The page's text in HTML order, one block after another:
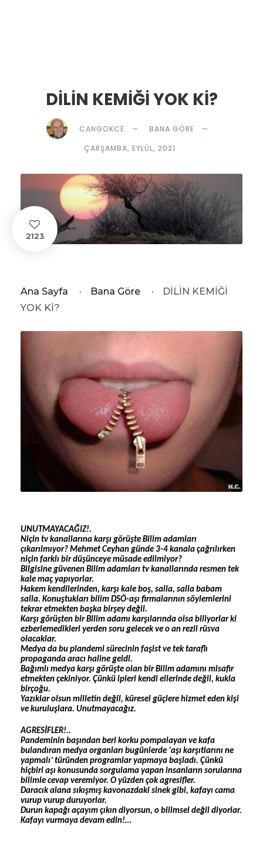
DİLİN KEMİĞİ YOK Kİ?
CANGOKCE
BANA GÖRE
ÇARŞAMBA, EYLÜL, 2021
2123
Ana Sayfa · Bana Göre ·
DİLİN KEMİĞİ
YOK Kİ?
UNUTMAYACAĞIZ!.
Niçin tv kanallarına karşı görüşte Bilim adamları
çıkarılmıyor? Mehmet Ceyhan günde 3-4 kanala çağrılırken
niçin farklı bir düşünceye müsade edilmiyor?
Bilgisine güvenen Bilim adamları tv kanallarında resmen tek
kale maç yapıyorlar.
Hakem kendilerinden, karşı kale boş, salla, salla babam
salla. Konuştukları bilim DSÖ-aşı firmalarının söylemlerini
tekrar etmekten başka birşey değil.
Karşı görüşten bir Bilim adamı karşılarında olsa biliyorlar ki
ezberlemedikleri yerden soru gelecek ve o an rezil rüsva
olacaklar.
Medya da bu plandemi sürecinin faşist ve tek taraflı
propaganda aracı haline geldi.
Bağımlı medya karşı görüşte olan bir Bilim adamını misafir
etmekten çekiniyor. Çünkü ipleri kendi ellerinde değil, kukla
birçoğu.
Yazıklar olsun milletin değil, küresel güçlere hizmet eden kişi
ve kuruluşlara. Unutmayacağız.
AGRESİFLER!..
Pandeminin başından beri korku pompalayan ve kafa
bulandıran medya organları bugünlerde ‘aşı karşıtlarını ne
yapmalı’ türünden programlar yapmaya başladı. Çünkü
hiçbiri aşı konusunda sorgulama yapan insanların sorularına
bilimle cevap veremiyor. O yüzden çok agresifler.
Daracık alana sıkışmış kavonazdaki sinek gibi, kafayı cama
vurup vurup duruyorlar.
Durun kapağı açayım çıkın diyorsun, o bilimsel değil diyorlar.
Kafayı vurmaya devam edin!…